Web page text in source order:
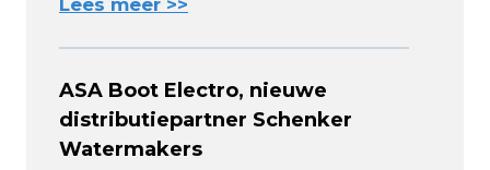
ASA Boot Electro, nieuwe
distributiepartner Schenker
Watermakers